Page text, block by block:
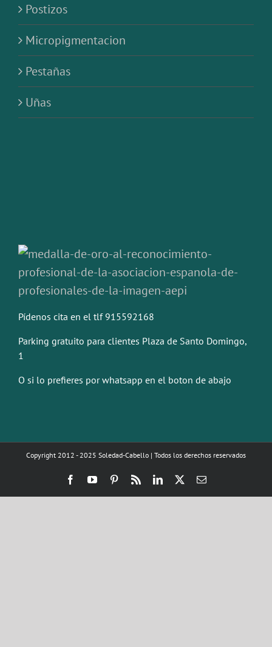
Postizos
Micropigmentacion
Pestañas
Uñas
Pídenos cita en el tlf 915592168
Parking gratuito para clientes Plaza de Santo Domingo,
1
O si lo prefieres por whatsapp en el boton de abajo
Copyright 2012 - 2025 Soledad-Cabello | Todos los derechos reservados
FacebookYouTubePinterestRss LinkedIn
Correo